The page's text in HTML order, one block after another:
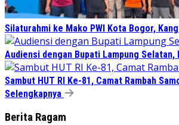
Silaturahmi ke Mako PWI Kota Bogor,
Audiensi dengan Bupati Lampung
Sambut HUT RI Ke-81, Camat Rambah
Selengkapnya
Berita Ragam